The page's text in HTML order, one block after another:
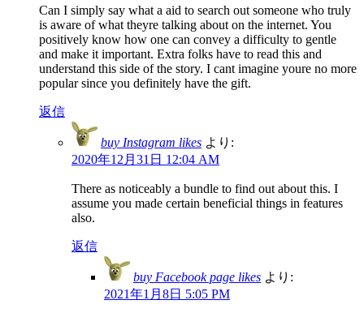
Can I simply say what a aid to search out someone who truly
is aware of what theyre talking about on the internet. You
positively know how one can convey a difficulty to gentle
and make it important. Extra folks have to read this and
understand this side of the story. I cant imagine youre no more
popular since you definitely have the gift.
返信
buy Instagram likes より:
2020年12月31日 12:04 AM
There as noticeably a bundle to find out about this. I
assume you made certain beneficial things in features
also.
返信
buy Facebook page likes より:
2021年1月8日 5:05 PM